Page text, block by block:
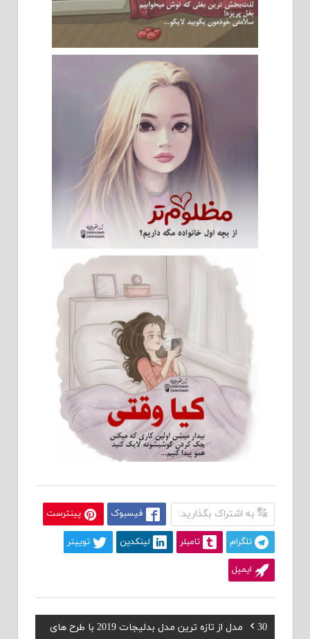
به اشتراک بگذارید: فیسبوک پینترست
تلگرام تامبلر لینکدین توییتر
ایمیل
Previous
30 مدل از تازه ترین مدل بدلیجات 2019 با طرح های